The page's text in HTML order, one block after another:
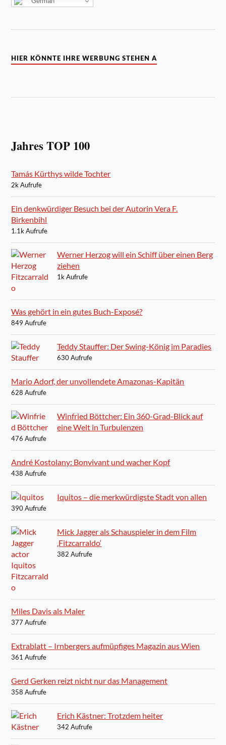
HIER KÖNNTE IHRE WERBUNG STEHEN A
Jahres TOP 100
Tamás Kürthys wilde Tochter
2k Aufrufe
Ein denkwürdiger Besuch bei der Autorin Vera F.
Birkenbihl
1.1k Aufrufe
Werner Herzog will ein Schiff über einen Berg
ziehen
1k Aufrufe
Was gehört in ein gutes Buch-Exposé?
849 Aufrufe
Teddy Stauffer: Der Swing-König im Paradies
630 Aufrufe
Mario Adorf, der unvollendete Amazonas-Kapitän
628 Aufrufe
Winfried Böttcher: Ein 360-Grad-Blick auf
eine Welt in Turbulenzen
476 Aufrufe
André Kostolany: Bonvivant und wacher Kopf
438 Aufrufe
Iquitos – die merkwürdigste Stadt von allen
390 Aufrufe
Mick Jagger als Schauspieler in dem Film
‚Fitzcarraldo‘
382 Aufrufe
Miles Davis als Maler
377 Aufrufe
Extrablatt – Irnbergers aufmüpfiges Magazin aus Wien
361 Aufrufe
Gerd Gerken reizt nicht nur das Management
358 Aufrufe
Erich Kästner: Trotzdem heiter
342 Aufrufe